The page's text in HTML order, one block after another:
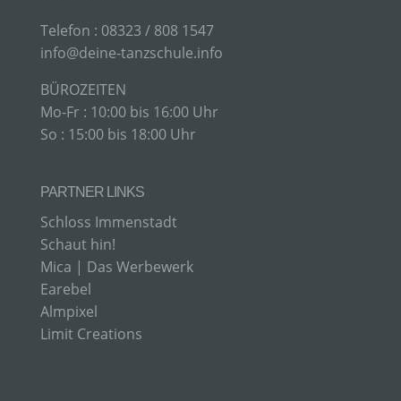
​Telefon : 08323 / 808 1547
info@deine-tanzschule.info
BÜROZEITEN
Mo-Fr : 10:00 bis 16:00 Uhr
So : 15:00 bis 18:00 Uhr
PARTNER LINKS
Schloss Immenstadt
Schaut hin!
Mica | Das Werbewerk
Earebel
Almpixel
Limit Creations
die allein oder gemeinsam mit anderen über die
Zwecke und Mittel der Verarbeitung von
personenbezogenen Daten entscheidet. Sind die
Zwecke und Mittel dieser Verarbeitung durch das
Unionsrecht oder das Recht der Mitgliedstaaten
vorgegeben, so kann der Verantwortliche
beziehungsweise können die bestimmten Kriterien
seiner Benennung nach dem Unionsrecht oder
H) AUFTRAGSVERARBEITER
Auftragsverarbeiter ist eine natürliche oder
juristische Person, Behörde, Einrichtung oder
andere Stelle, die personenbezogene Daten im
Auftrag des Verantwortlichen verarbeitet.